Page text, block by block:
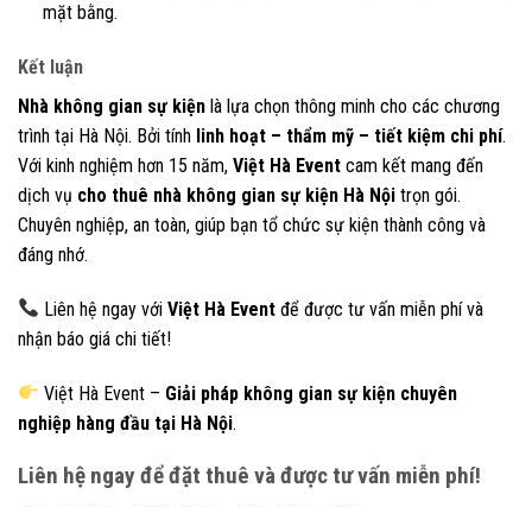
mặt bằng.
Kết luận
Nhà không gian sự kiện là lựa chọn thông minh cho các chương
trình tại Hà Nội. Bởi tính linh hoạt – thẩm mỹ – tiết kiệm chi phí.
Với kinh nghiệm hơn 15 năm, Việt Hà Event cam kết mang đến
dịch vụ cho thuê nhà không gian sự kiện Hà Nội trọn gói.
Chuyên nghiệp, an toàn, giúp bạn tổ chức sự kiện thành công và
đáng nhớ.
Liên hệ ngay vớiViệt Hà Event để được tư vấn miễn phí và
nhận báo giá chi tiết!
Việt Hà Event – Giải pháp không gian sự kiện chuyên
nghiệp hàng đầu tại Hà Nội.
Liên hệ ngay để đặt thuê và được tư vấn miễn phí!